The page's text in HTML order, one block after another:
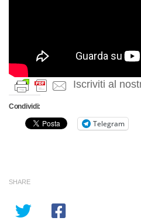
Iscriviti al
Condividi:
Telegram
SHARE